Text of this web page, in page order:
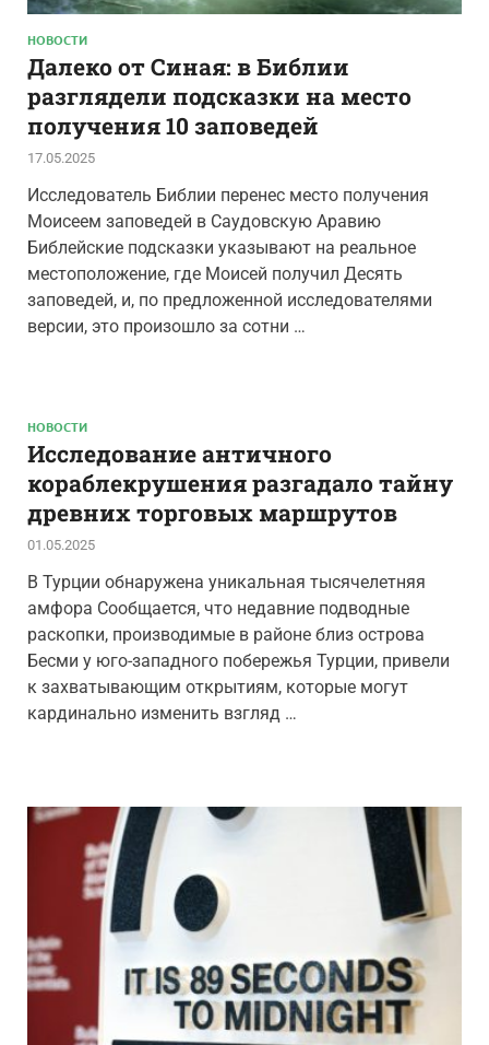
НОВОСТИ
Далеко от Синая: в Библии
разглядели подсказки на место
получения 10 заповедей
17.05.2025
Исследователь Библии перенес место получения
Моисеем заповедей в Саудовскую Аравию
Библейские подсказки указывают на реальное
местоположение, где Моисей получил Десять
заповедей, и, по предложенной исследователями
версии, это произошло за сотни …
НОВОСТИ
Исследование античного
кораблекрушения разгадало тайну
древних торговых маршрутов
01.05.2025
В Турции обнаружена уникальная тысячелетняя
амфора Сообщается, что недавние подводные
раскопки, производимые в районе близ острова
Бесми у юго-западного побережья Турции, привели
к захватывающим открытиям, которые могут
кардинально изменить взгляд …